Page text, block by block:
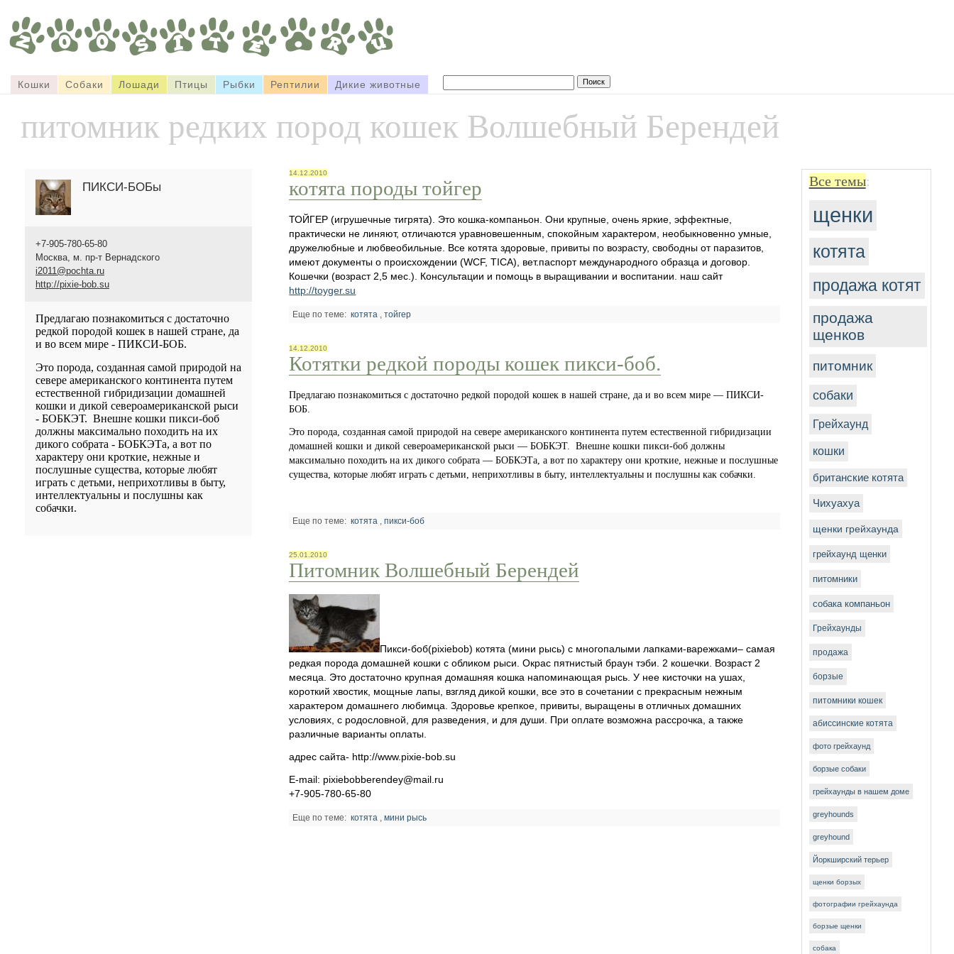
Кошки Собаки Лошади Птицы Рыбки Рептилии Дикие животные
питомник редких пород кошек Волшебный Берендей
ПИКСИ-БОБы
+7-905-780-65-80
Москва, м. пр-т Вернадского
i2011@pochta.ru
http://pixie-bob.su
Предлагаю познакомиться с достаточно
редкой породой кошек в нашей стране, да
и во всем мире - ПИКСИ-БОБ.
Это порода, созданная самой природой на
севере американского континента путем
естественной гибридизации домашней
кошки и дикой североамериканской рыси
- БОБКЭТ. Внешне кошки пикси-боб
должны максимально походить на их
дикого собрата - БОБКЭТа, а вот по
характеру они кроткие, нежные и
послушные существа, которые любят
играть с детьми, неприхотливы в быту,
интеллектуальны и послушны как
собачки.
Все темы:
щенки
котята
продажа котят
продажа
щенков
питомник
собаки
Грейхаунд
кошки
британские котята
Чихуахуа
щенки грейхаунда
грейхаунд щенки
питомники
собака компаньон
Грейхаунды
продажа
борзые
питомники кошек
абиссинские котята
фото грейхаунд
борзые собаки
грейхаунды в нашем доме
greyhounds
greyhound
Йоркширский терьер
щенки борзых
фотографии грейхаунда
борзые щенки
собака
14.12.2010
котята породы тойгер
ТОЙГЕР (игрушечные тигрята). Это кошка-компаньон. Они крупные, очень яркие, эффектные,
практически не линяют, отличаются уравновешенным, спокойным характером, необыкновенно умные,
дружелюбные и любвеобильные. Все котята здоровые, привиты по возрасту, свободны от паразитов,
имеют документы о происхождении (WCF, TICA), вет.паспорт международного образца и договор.
Кошечки (возраст 2,5 мес.). Консультации и помощь в выращивании и воспитании. наш сайт
http://toyger.su
Еще по теме:котята ,тойгер
14.12.2010
Котятки редкой породы кошек пикси-боб.
Предлагаю познакомиться с достаточно редкой породой кошек в нашей стране, да и во всем мире — ПИКСИ-
БОБ.
Это порода, созданная самой природой на севере американского континента путем естественной гибридизации
домашней кошки и дикой североамериканской рыси — БОБКЭТ. Внешне кошки пикси-боб должны
максимально походить на их дикого собрата — БОБКЭТа, а вот по характеру они кроткие, нежные и послушные
существа, которые любят играть с детьми, неприхотливы в быту, интеллектуальны и послушны как собачки.
Еще по теме:котята ,пикси-боб
25.01.2010
Питомник Волшебный Берендей
Пикси-боб(pixiebob) котята (мини рысь) с многопалыми лапками-варежками– самая
редкая порода домашней кошки с обликом рыси. Окрас пятнистый браун тэби. 2 кошечки. Возраст 2
месяца. Это достаточно крупная домашняя кошка напоминающая рысь. У нее кисточки на ушах,
короткий хвостик, мощные лапы, взгляд дикой кошки, все это в сочетании с прекрасным нежным
характером домашнего любимца. Здоровье крепкое, привиты, выращены в отличных домашних
условиях, с родословной, для разведения, и для души. При оплате возможна рассрочка, а также
различные варианты оплаты.
адрес сайта- http://www.pixie-bob.su
E-mail: pixiebobberendey@mail.ru
+7-905-780-65-80
Еще по теме:котята ,мини рысь